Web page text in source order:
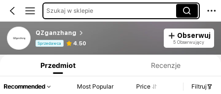
Szukaj w sklepie
QZganzhang
Sprzedawca 4.50
Obserwuj
5 Obserwujący
Przedmiot Recenzje
Recommended Most Popular Price Filtruj